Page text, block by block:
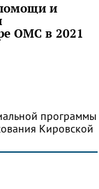
и
ОМС в 2021
программы
Кировской